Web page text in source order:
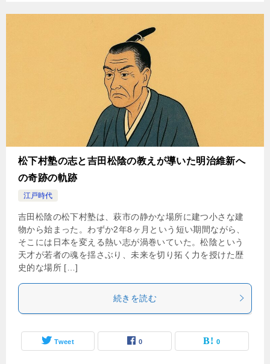
松下村塾の志と吉田松陰の教えが導いた明治維新へ
の奇跡の軌跡
江戸時代
吉田松陰の松下村塾は、萩市の静かな場所に建つ小さな建
物から始まった。わずか2年8ヶ月という短い期間ながら、
そこには日本を変える熱い志が渦巻いていた。松陰という
天才が若者の魂を揺さぶり、未来を切り拓く力を授けた歴
史的な場所 […]
続きを読む
Tweet 0 0